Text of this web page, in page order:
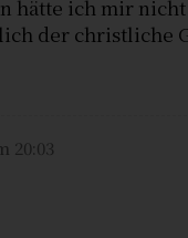
hätte ich mir nicht
der christliche
20:03